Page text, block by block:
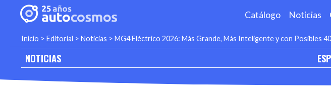
Catálogo Noticias
Inicio > Editorial > Noticias > MG4 Eléctrico 2026: Más Grande, Más Inteligente y con Posibles
NOTICIAS